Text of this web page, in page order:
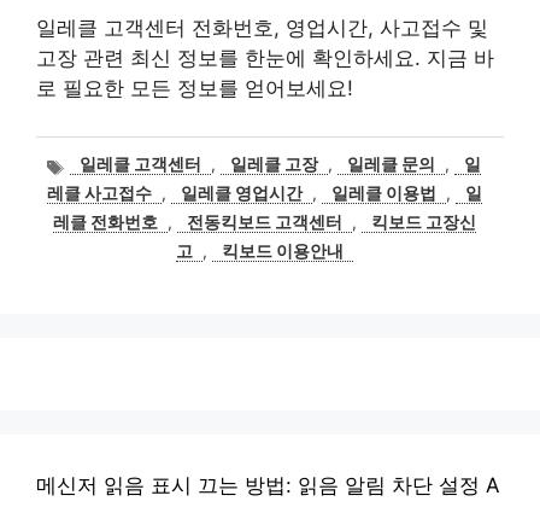
일레클 고객센터 전화번호, 영업시간, 사고접수 및
고장 관련 최신 정보를 한눈에 확인하세요. 지금 바
로 필요한 모든 정보를 얻어보세요!
태
그
일레클 고객센터 , 일레클 고장 , 일레클 문의 ,
일
레클 사고접수 , 일레클 영업시간 , 일레클 이용법 ,
일
레클 전화번호
, 전동킥보드 고객센터 ,
킥보드 고장신
고
, 킥보드 이용안내
메신저 읽음 표시 끄는 방법: 읽음 알림 차단 설정 A